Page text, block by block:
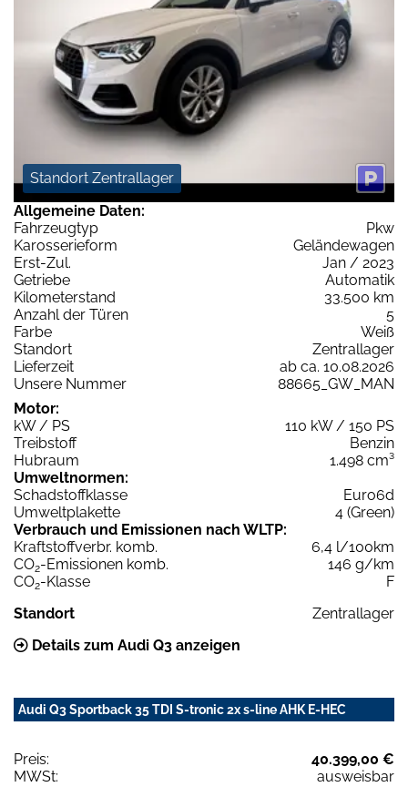
Standort Zentrallager
Allgemeine Daten:
Fahrzeugtyp
Pkw
Karosserieform
Geländewagen
Erst-Zul.
Jan / 2023
Getriebe
Automatik
Kilometerstand
33.500 km
Anzahl der Türen
5
Farbe
Weiß
Standort
Zentrallager
Lieferzeit
ab ca. 10.08.2026
Unsere Nummer
88665_GW_MAN
Motor:
kW / PS
110 kW / 150 PS
Treibstoff
Benzin
Hubraum
1.498 cm³
Umweltnormen:
Schadstoffklasse
Euro6d
Umweltplakette
4 (Green)
Verbrauch und Emissionen nach WLTP:
Kraftstoffverbr. komb.
6,4 l/100km
CO2-Emissionen komb.
146 g/km
CO2-Klasse
F
Standort
Zentrallager
Details zum Audi Q3 anzeigen
Audi Q3 Sportback 35 TDI S-tronic 2x s-line AHK E-HEC
Preis:
40.399,00 €
MWSt:
ausweisbar